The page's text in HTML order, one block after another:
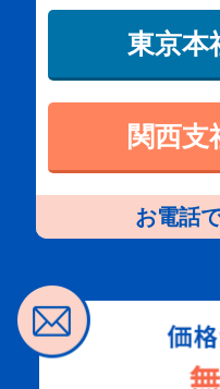
東京本
関西支
お電話